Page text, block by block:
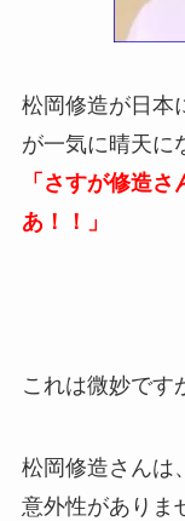
松岡修造が日本
が一気に晴天に
「さすが修造
あ！！」
これは微妙です
松岡修造さんは
意外性がありま